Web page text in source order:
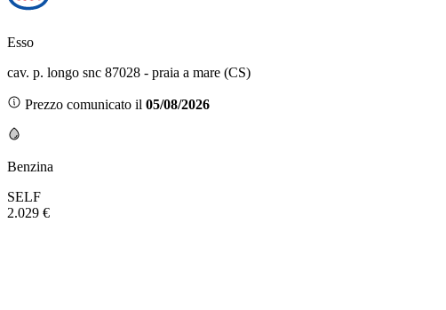
Esso
cav. p. longo snc 87028 - praia a mare (CS)
Prezzo comunicato il 05/08/2026
Benzina
SELF
2.029 €